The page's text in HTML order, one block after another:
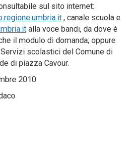
sul sito internet:
, canale scuola e
alla voce bandi, da dove è
il modulo di domanda; oppure
scolastici del Comune di
di piazza Cavour.
2010